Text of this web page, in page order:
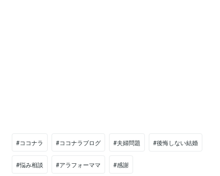
#ココナラ #ココナラブログ #夫婦問題 #後悔しない結婚
#悩み相談 #アラフォーママ #感謝